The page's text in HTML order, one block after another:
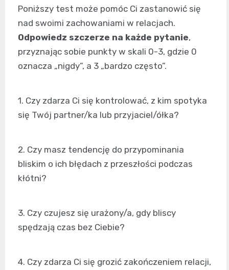
Poniższy test może pomóc Ci zastanowić się
nad swoimi zachowaniami w relacjach.
Odpowiedz szczerze na każde pytanie,
przyznając sobie punkty w skali 0-3, gdzie 0
oznacza „nigdy”, a 3 „bardzo często”.
1. Czy zdarza Ci się kontrolować, z kim spotyka
się Twój partner/ka lub przyjaciel/ółka?
2. Czy masz tendencję do przypominania
bliskim o ich błędach z przeszłości podczas
kłótni?
3. Czy czujesz się urażony/a, gdy bliscy
spędzają czas bez Ciebie?
4. Czy zdarza Ci się grozić zakończeniem relacji,